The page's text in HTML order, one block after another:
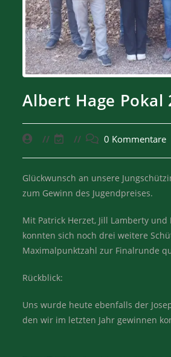
Albert Hage Pokal
0 Kommentare
Glückwunsch an unsere
zum Gewinn des Jugendpreises.
Mit Patrick Herzet, Jill Lamberty und
konnten sich noch drei weitere
Maximalpunktzahl zur Finalrunde
Rückblick:
Uns wurde heute ebenfalls der
den wir im letzten Jahr gewinnen